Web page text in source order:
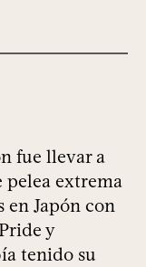
fue llevar a
pelea extrema
en Japón con
y
tenido su